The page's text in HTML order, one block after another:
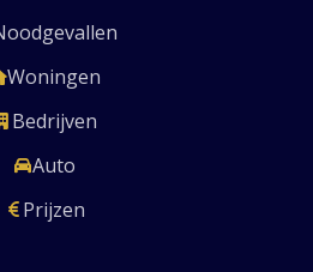
Woningen
Bedrijven
Auto
Prijzen